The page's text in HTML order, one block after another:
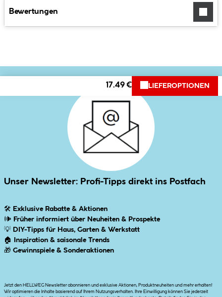
Bewertungen
17.49 € LIEFEROPTIONEN
Unser Newsletter: Profi-Tipps direkt ins Postfach
🛠 Exklusive Rabatte & Aktionen
🕪 Früher informiert über Neuheiten & Prospekte
💡 DIY-Tipps für Haus, Garten & Werkstatt
🏠
Inspiration & saisonale Trends
🎁 Gewinnspiele & Sonderaktionen
Jetzt den HELLWEG Newsletter abonnieren und exklusive Aktionen, Produktneuheiten und mehr erhalten!
Wir optimieren die Inhalte basierend auf Ihrem Nutzungsverhalten. Ihre Einwilligung können Sie jederzeit